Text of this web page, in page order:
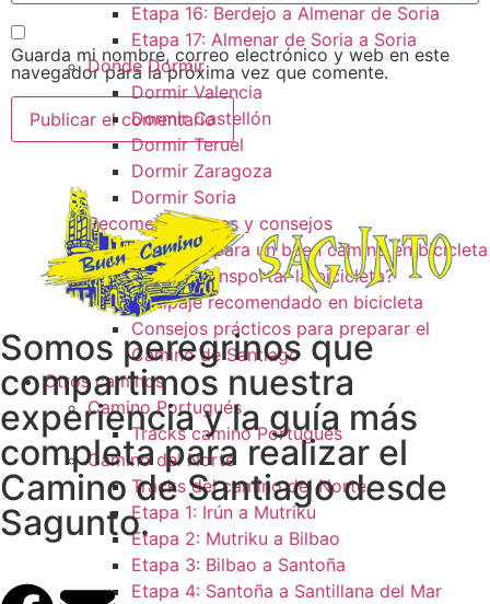
Etapa 16: Berdejo a Almenar de Soria
Etapa 17: Almenar de Soria a Soria ​
Donde Dormir
Dormir Valencia
Dormir Castellón
Dormir Teruel
Dormir Zaragoza
Dormir Soria
Recomendaciones y consejos
Consejos para un buen camino en bicicleta
¿Como transportar la bicicleta?
Equipaje recomendado en bicicleta
Consejos prácticos para preparar el
Camino de Santiago
Otros caminos
Camino Portugués
Tracks camino Portugués
Camino del Norte
Tracks del camino del Norte
Etapa 1: Irún a Mutriku
Etapa 2: Mutriku a Bilbao
Etapa 3: Bilbao a Santoña
Etapa 4: Santoña a Santillana del Mar
Guarda mi nombre, correo electrónico y web en este
navegador para la próxima vez que comente.
Somos peregrinos que
compartimos nuestra
experiencia y la guía más
completa para realizar el
Camino de Santiago desde
Sagunto.